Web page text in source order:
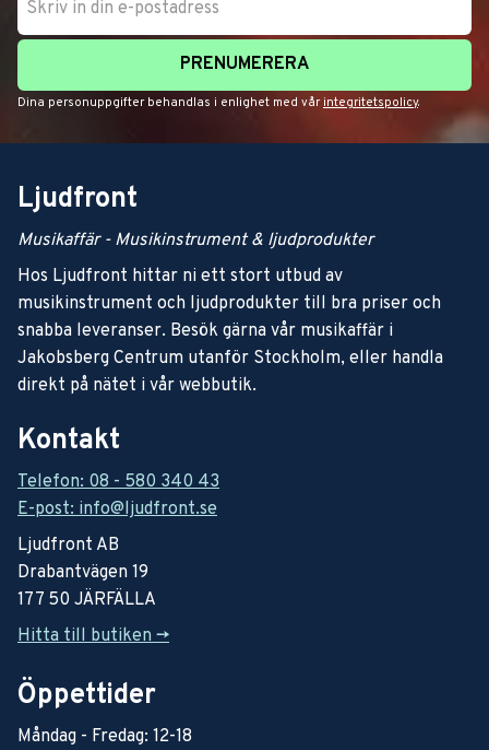
PRENUMERERA
Dina personuppgifter behandlas i enlighet med vår integritetspolicy.
Ljudfront
Musikaffär - Musikinstrument & ljudprodukter
Hos Ljudfront hittar ni ett stort utbud av
musikinstrument och ljudprodukter till bra priser och
snabba leveranser. Besök gärna vår musikaffär i
Jakobsberg Centrum utanför Stockholm, eller handla
direkt på nätet i vår webbutik.
Kontakt
Telefon: 08 - 580 340 43
E-post: info@ljudfront.se
Ljudfront AB
Drabantvägen 19
177 50 JÄRFÄLLA
Hitta till butiken ->
Öppettider
Måndag - Fredag: 12-18